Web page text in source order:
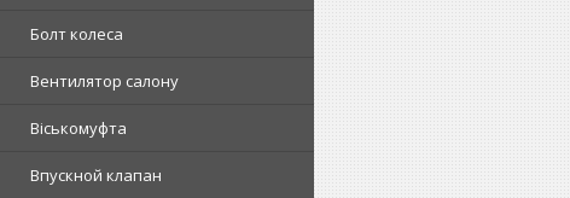
Болт колеса
Вентилятор салону
Віськомуфта
Впускной клапан